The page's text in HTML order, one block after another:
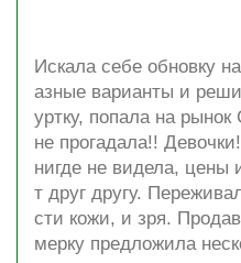
Искала себе обновку
азные варианты и
уртку, попала на
не прогадала!!
нигде не видела, цены
т друг другу.
сти кожи, и зря.
мерку предложила